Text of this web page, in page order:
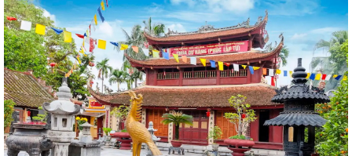
Hải Phòng ban hành chính sách hỗ trợ người hoạt động không chuyên
trách thôn, tổ dân phố nghỉ ngay...
Tăng cường hưởng ứng Cuộc thi và Triển lãm ảnh nghệ thuật cấp
Quốc gia “Tự hào một dải biên cương”...
Phường Thành Đông tổ chức phiên họp Ban đại diện Hội đồng quản trị
ngân hàng chính sách xã hội quý...